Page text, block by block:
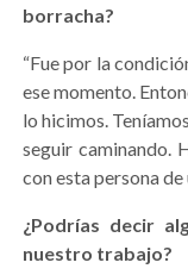
borracha?
“Fue por la
ese momento.
lo hicimos.
seguir caminando.
con esta persona de
¿Podrías decir
nuestro trabajo?